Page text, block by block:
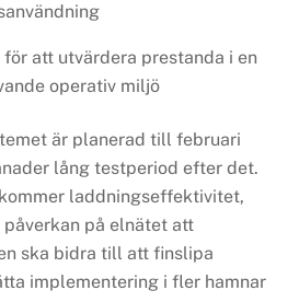
för att utvärdera prestanda i en
operativ miljö
är planerad till februari
lång testperiod efter det.
laddningseffektivitet,
på elnätet att
ska bidra till att finslipa
implementering i fler hamnar